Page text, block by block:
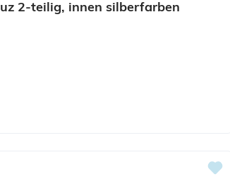
2-teilig, innen silberfarben